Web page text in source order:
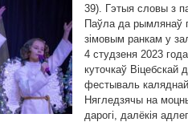
39). Гэтыя словы з
Паўла да рымлянаў
зімовым ранкам у
4 студзеня 2023
куточкаў Віцебскай
фестываль каляднай
Нягледзячы на
дарогі, далёкія